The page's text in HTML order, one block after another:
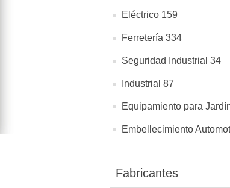
Eléctrico 159
Ferretería 334
Seguridad Industrial 34
Industrial 87
Equipamiento para
Embellecimiento
Fabricantes